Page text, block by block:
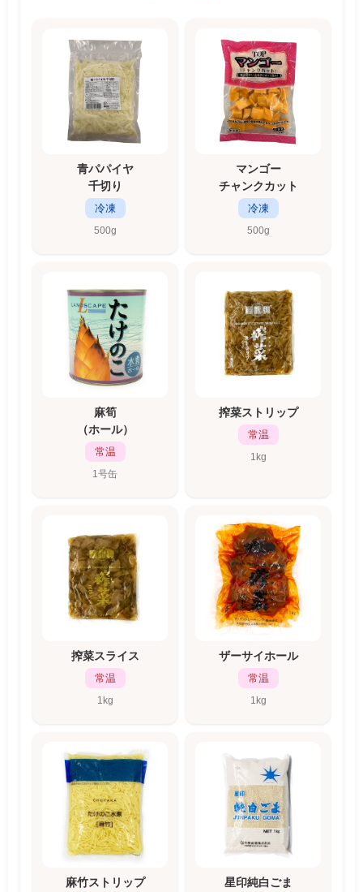
青パパイヤ
千切り
冷凍
500g
マンゴー
チャンクカット
冷凍
500g
麻筍
（ホール）
常温
1号缶
搾菜ストリップ
常温
1kg
搾菜スライス
常温
1kg
ザーサイホール
常温
1kg
麻竹ストリップ 星印純白ごま